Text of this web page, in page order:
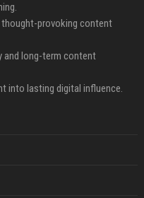
provoking content
and long-term content
into lasting digital influence.